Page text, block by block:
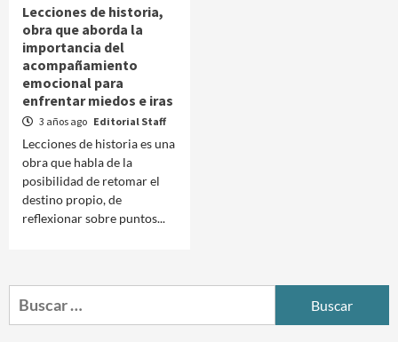
Lecciones de historia,
obra que aborda la
importancia del
acompañamiento
emocional para
enfrentar miedos e iras
3 años ago Editorial Staff
Lecciones de historia es una
obra que habla de la
posibilidad de retomar el
destino propio, de
reflexionar sobre puntos...
Buscar: